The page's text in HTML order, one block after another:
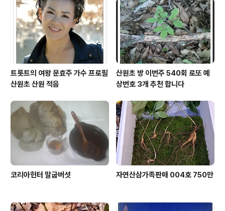
트롯트의 여왕 문효주 가수 프로필
산원초 산원 적음
산원초 방 이번주 540회 로또 예
상번호 3개 추천 합니다
코리아헌터 말굽버섯 자연산삼가족판매 004호 750만